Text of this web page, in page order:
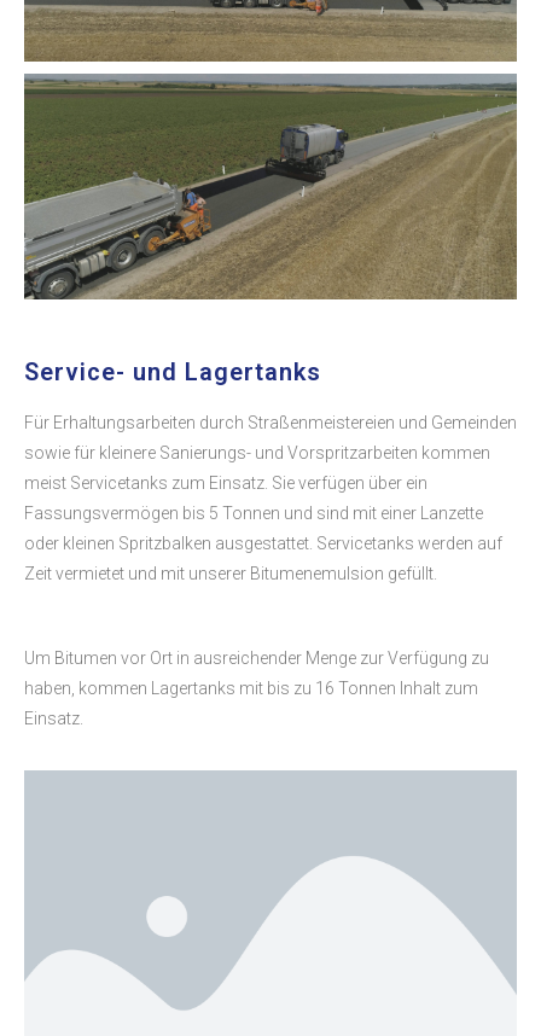
Service- und Lagertanks
Für Erhaltungsarbeiten durch Straßenmeistereien und Gemeinden
sowie für kleinere Sanierungs- und Vorspritzarbeiten kommen
meist Servicetanks zum Einsatz. Sie verfügen über ein
Fassungsvermögen bis 5 Tonnen und sind mit einer Lanzette
oder kleinen Spritzbalken ausgestattet. Servicetanks werden auf
Zeit vermietet und mit unserer Bitumenemulsion gefüllt.
Um Bitumen vor Ort in ausreichender Menge zur Verfügung zu
haben, kommen Lagertanks mit bis zu 16 Tonnen Inhalt zum
Einsatz.